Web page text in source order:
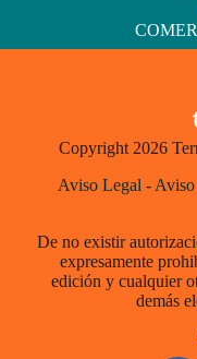
Copyright 2026
Aviso Legal -
De no existir
expresamente
edición y cualquier
demás